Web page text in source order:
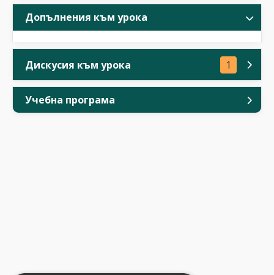
Допълнения към урока
Дискусия към урока 1
Учебна програма